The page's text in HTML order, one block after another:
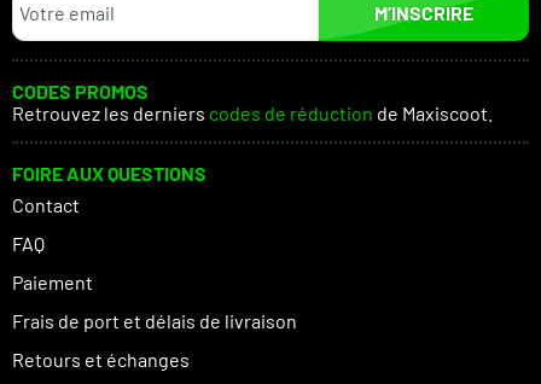
M’INSCRIRE
CODES PROMOS
Retrouvez les derniers codes de réduction de Maxiscoot.
FOIRE AUX QUESTIONS
Contact
FAQ
Paiement
Frais de port et délais de livraison
Retours et échanges